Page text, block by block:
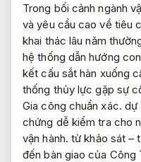
Trong bối cảnh ngành
và yêu cầu cao về tiêu
khai thác lâu năm
hệ thống dẫn hướng
kết cấu sắt hàn xuống
thống thủy lực gặp sự
Gia công chuẩn xác. dự
chứng dễ kiểm tra cho
vận hành. từ khảo sát –
đến bàn giao của Công